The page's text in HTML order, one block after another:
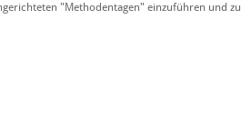
"Methodentagen" einzuführen und zu